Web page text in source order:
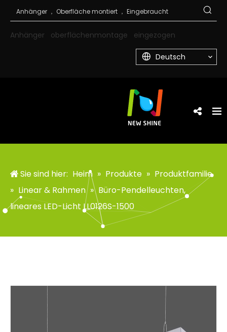
Anhänger oberflächenmontage eingezogen
Deutsch
Sie sind hier: Heim » Produkte » Produktfamilie
» Linear & Rahmen » Büro-Pendelleuchten,
lineares LED-Licht LL0126S-1500